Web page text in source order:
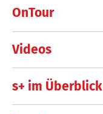
OnTour
Videos
s+ im Überblick